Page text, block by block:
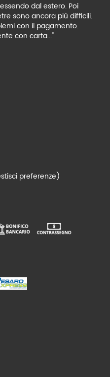
dal estero. Poi
sono ancora più difficili.
con il pagamento.
con carta..."
preferenze)